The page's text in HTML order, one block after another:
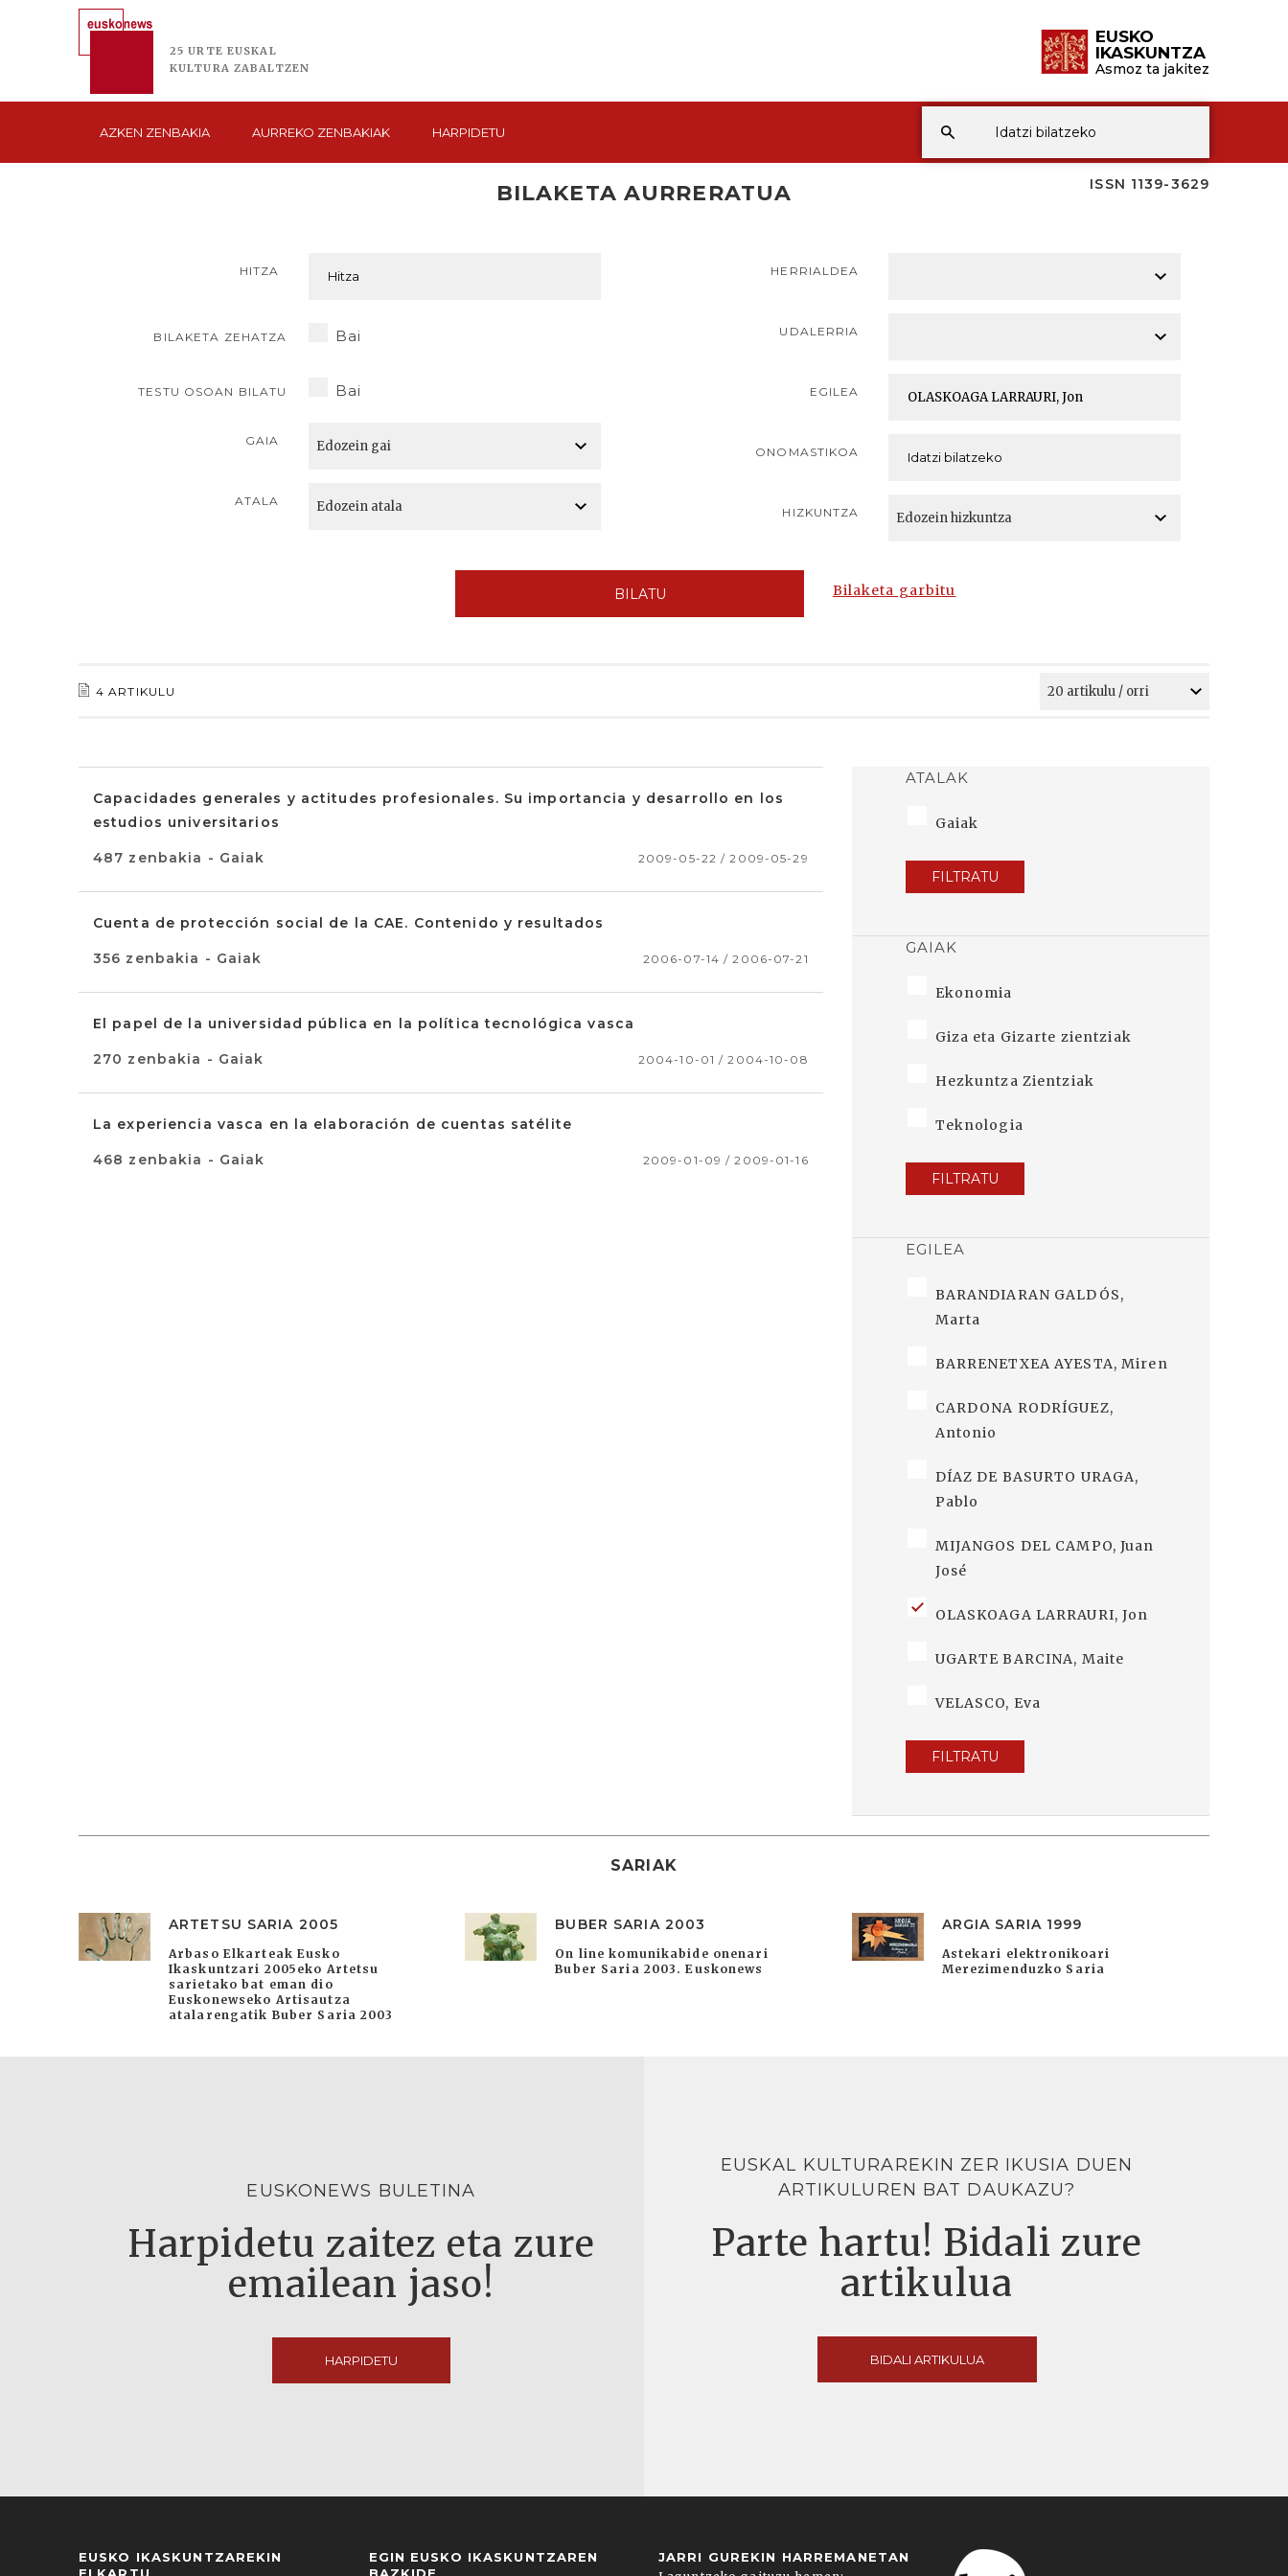
25 URTE EUSKAL
KULTURA ZABALTZEN
EUSKO
IKASKUNTZA
Asmoz ta jakitez
AZKEN ZENBAKIA AURREKO ZENBAKIAK HARPIDETU
ISSN 1139-3629
BILAKETA AURRERATUA
HITZA
BILAKETA ZEHATZA Bai
TESTU OSOAN BILATU Bai
GAIA
ATALA
HERRIALDEA
UDALERRIA
EGILEA
ONOMASTIKOA
HIZKUNTZA
BILATU Bilaketa garbitu
4 ARTIKULU
Capacidades generales y actitudes profesionales. Su importancia y desarrollo en los
estudios universitarios
487 zenbakia - Gaiak 2009-05-22 / 2009-05-29
Cuenta de protección social de la CAE. Contenido y resultados
356 zenbakia - Gaiak 2006-07-14 / 2006-07-21
El papel de la universidad pública en la política tecnológica vasca
270 zenbakia - Gaiak 2004-10-01 / 2004-10-08
La experiencia vasca en la elaboración de cuentas satélite
468 zenbakia - Gaiak 2009-01-09 / 2009-01-16
ATALAK
Gaiak
FILTRATU
GAIAK
Ekonomia
Giza eta Gizarte zientziak
Hezkuntza Zientziak
Teknologia
FILTRATU
EGILEA
BARANDIARAN GALDÓS,
Marta
BARRENETXEA AYESTA, Miren
CARDONA RODRÍGUEZ,
Antonio
DÍAZ DE BASURTO URAGA,
Pablo
MIJANGOS DEL CAMPO, Juan
José
OLASKOAGA LARRAURI, Jon
UGARTE BARCINA, Maite
VELASCO, Eva
FILTRATU
SARIAK
ARTETSU SARIA 2005
Arbaso Elkarteak Eusko
Ikaskuntzari 2005eko Artetsu
sarietako bat eman dio
Euskonewseko Artisautza
atalarengatik Buber Saria 2003
BUBER SARIA 2003
On line komunikabide onenari
Buber Saria 2003. Euskonews
ARGIA SARIA 1999
Astekari elektronikoari
Merezimenduzko Saria
EUSKONEWS BULETINA
Harpidetu zaitez eta zure
emailean jaso!
HARPIDETU
EUSKAL KULTURAREKIN ZER IKUSIA DUEN
ARTIKULUREN BAT DAUKAZU?
Parte hartu! Bidali zure
artikulua
BIDALI ARTIKULUA
EUSKO IKASKUNTZAREKIN
EGIN EUSKO IKASKUNTZAREN
JARRI GUREKIN HARREMANETAN